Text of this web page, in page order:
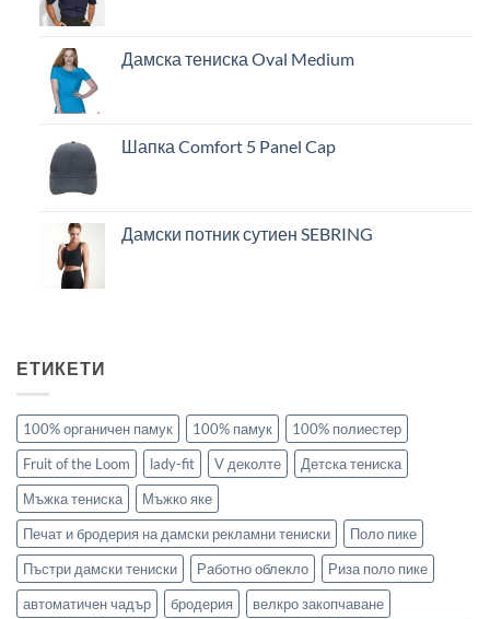
Дамска тениска Oval Medium
Шапка Comfort 5 Panel Cap
Дамски потник сутиен SEBRING
ЕТИКЕТИ
100% органичен памук 100% памук
100% полиестер
Fruit of the Loom
lady-fit V деколте
Детска тениска
Мъжка тениска
Мъжко яке
Печат и бродерия на дамски рекламни тениски
Поло пике
Пъстри дамски тениски
Работно облекло
Риза поло пике
автоматичен чадър
бродерия
велкро закопчаване